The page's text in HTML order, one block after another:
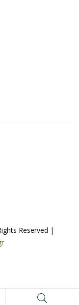
Reserved |